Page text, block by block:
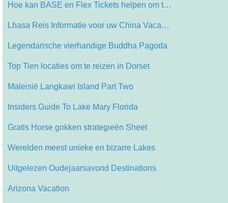
Hoe kan BASE en Flex Tickets helpen om t…
Lhasa Reis Informatie voor uw China Vaca…
Legendarische vierhandige Buddha Pagoda
Top Tien locaties om te reizen in Dorset
Maleisië Langkawi Island Part Two
Insiders Guide To Lake Mary Florida
Gratis Horse gokken strategieën Sheet
Werelden meest unieke en bizarre Lakes
Uitgelezen Oudejaarsavond Destinations
Arizona Vacation